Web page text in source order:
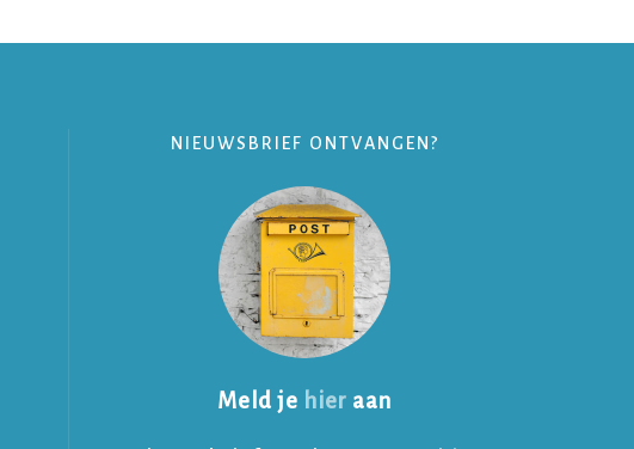
NIEUWSBRIEF ONTVANGEN?
Meld je hier aan